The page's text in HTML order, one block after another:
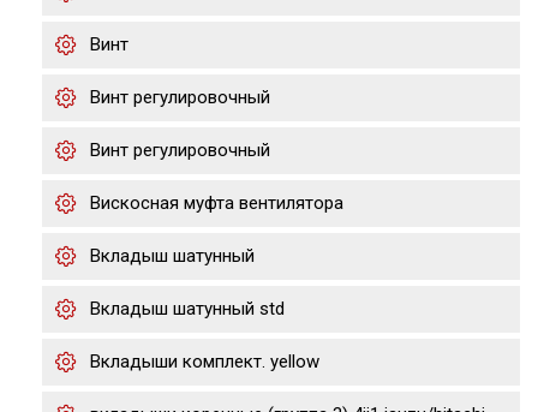
Винт
Винт регулировочный
Винт регулировочный
Вискосная муфта вентилятора
Вкладыш шатунный
Вкладыш шатунный std
Вкладыши комплект. yellow